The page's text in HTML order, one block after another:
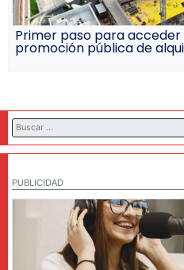
Primer paso para acceder
promoción pública de
PUBLICIDAD